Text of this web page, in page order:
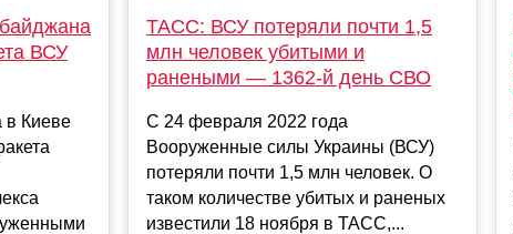
ВСУ
в Киеве
ТАСС: ВСУ потеряли почти 1,5
млн человек убитыми и
ранеными — 1362-й день СВО
С 24 февраля 2022 года
Вооруженные силы Украины (ВСУ)
потеряли почти 1,5 млн человек. О
таком количестве убитых и раненых
известили 18 ноября в ТАСС,...